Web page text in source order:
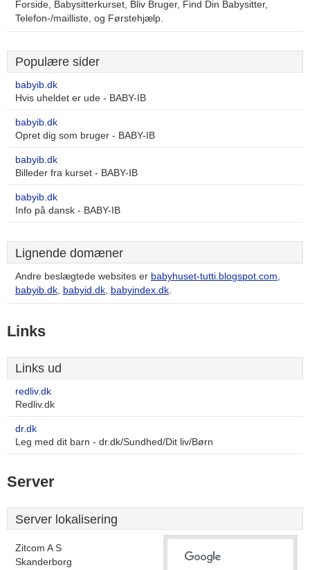
Forside, Babysitterkurset, Bliv Bruger, Find Din Babysitter,
Telefon-/mailliste, og Førstehjælp.
Populære sider
babyib.dk
Hvis uheldet er ude - BABY-IB
babyib.dk
Opret dig som bruger - BABY-IB
babyib.dk
Billeder fra kurset - BABY-IB
babyib.dk
Info på dansk - BABY-IB
Lignende domæner
Andre beslægtede websites er babyhuset-tutti.blogspot.com,
babyib.dk, babyid.dk, babyindex.dk.
Links
Links ud
redliv.dk
Redliv.dk
dr.dk
Leg med dit barn - dr.dk/Sundhed/Dit liv/Børn
Server
Server lokalisering
Zitcom A S
Skanderborg